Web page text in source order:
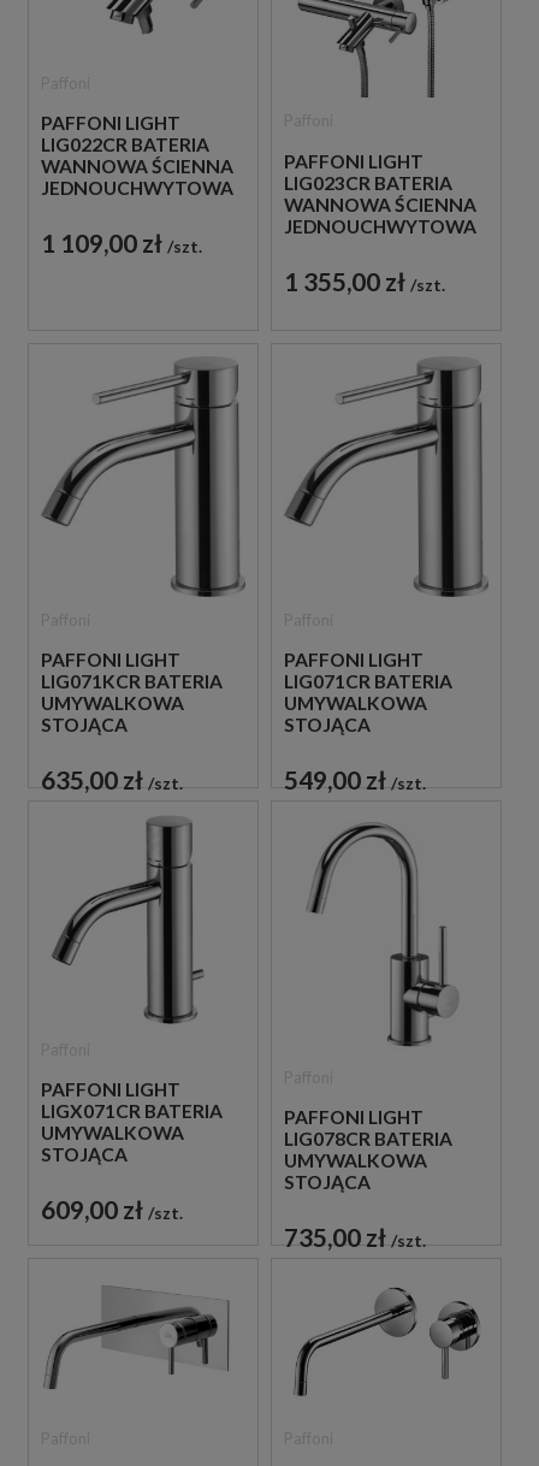
PAFFONI LIGHT
LIG022CR BATERIA
WANNOWA ŚCIENNA
JEDNOUCHWYTOWA
1 109,00 zł szt.
PAFFONI LIGHT
LIG023CR BATERIA
WANNOWA ŚCIENNA
JEDNOUCHWYTOWA
1 355,00 zł szt.
PAFFONI LIGHT
LIG071KCR BATERIA
UMYWALKOWA
STOJĄCA
CHROM
635,00 zł szt.
PAFFONI LIGHT
LIG071CR BATERIA
UMYWALKOWA
STOJĄCA
CHROM
549,00 zł szt.
PAFFONI LIGHT
LIGX071CR BATERIA
UMYWALKOWA
STOJĄCA
CHROM
609,00 zł szt.
PAFFONI LIGHT
LIG078CR BATERIA
UMYWALKOWA
STOJĄCA
CHROM
735,00 zł szt.